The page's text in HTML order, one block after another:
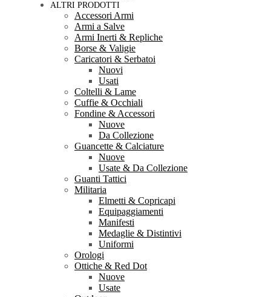
ALTRI PRODOTTI
Accessori Armi
Armi a Salve
Armi Inerti & Repliche
Borse & Valigie
Caricatori & Serbatoi
Nuovi
Usati
Coltelli & Lame
Cuffie & Occhiali
Fondine & Accessori
Nuove
Da Collezione
Guancette & Calciature
Nuove
Usate & Da Collezione
Guanti Tattici
Militaria
Elmetti & Copricapi
Equipaggiamenti
Manifesti
Medaglie & Distintivi
Uniformi
Orologi
Ottiche & Red Dot
Nuove
Usate